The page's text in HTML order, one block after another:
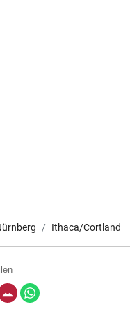
Ithaca/Cortland
E-Mail